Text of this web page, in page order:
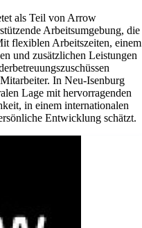
als Teil von Arrow
Arbeitsumgebung, die
flexiblen Arbeitszeiten, einem
und zusätzlichen Leistungen
In Neu-Isenburg
Lage mit hervorragenden
in einem internationalen
Entwicklung schätzt.